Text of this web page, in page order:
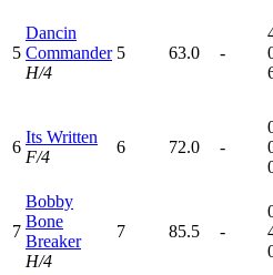
5
Dancin
Commander
H/4
5 63.0 -
6
Its Written
F/4
6 72.0 -
7
Bobby
Bone
Breaker
H/4
7 85.5 -